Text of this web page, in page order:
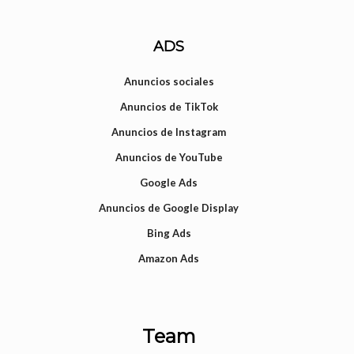
ADS
Anuncios sociales
Anuncios de TikTok
Anuncios de Instagram
Anuncios de YouTube
Google Ads
Anuncios de Google Display
Bing Ads
Amazon Ads
Team